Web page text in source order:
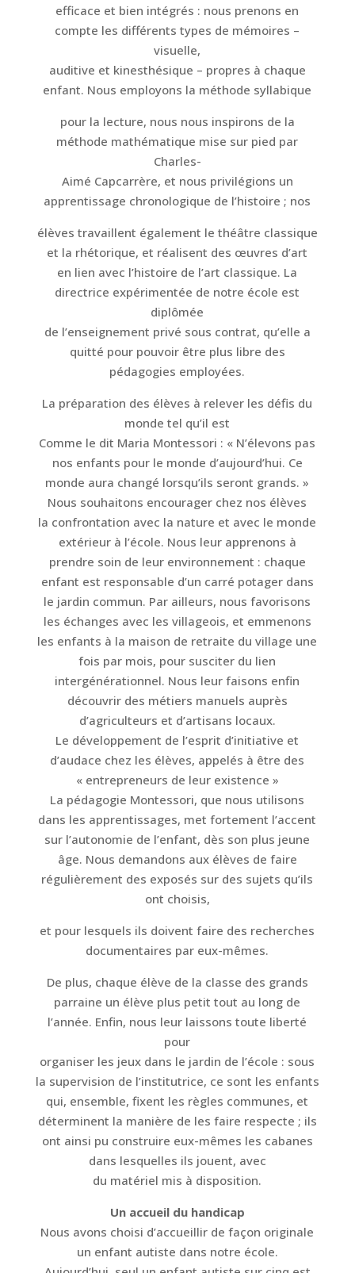
efficace et bien intégrés : nous prenons en
compte les différents types de mémoires –
visuelle,
auditive et kinesthésique – propres à chaque
enfant. Nous employons la méthode syllabique
pour la lecture, nous nous inspirons de la
méthode mathématique mise sur pied par
Charles-
Aimé Capcarrère, et nous privilégions un
apprentissage chronologique de l’histoire ; nos
élèves travaillent également le théâtre classique
et la rhétorique, et réalisent des œuvres d’art
en lien avec l’histoire de l’art classique. La
directrice expérimentée de notre école est
diplômée
de l’enseignement privé sous contrat, qu’elle a
quitté pour pouvoir être plus libre des
pédagogies employées.
La préparation des élèves à relever les défis du
monde tel qu’il est
Comme le dit Maria Montessori : « N’élevons pas
nos enfants pour le monde d’aujourd’hui. Ce
monde aura changé lorsqu’ils seront grands. »
Nous souhaitons encourager chez nos élèves
la confrontation avec la nature et avec le monde
extérieur à l’école. Nous leur apprenons à
prendre soin de leur environnement : chaque
enfant est responsable d’un carré potager dans
le jardin commun. Par ailleurs, nous favorisons
les échanges avec les villageois, et emmenons
les enfants à la maison de retraite du village une
fois par mois, pour susciter du lien
intergénérationnel. Nous leur faisons enfin
découvrir des métiers manuels auprès
d’agriculteurs et d’artisans locaux.
Le développement de l’esprit d’initiative et
d’audace chez les élèves, appelés à être des
« entrepreneurs de leur existence »
La pédagogie Montessori, que nous utilisons
dans les apprentissages, met fortement l’accent
sur l’autonomie de l’enfant, dès son plus jeune
âge. Nous demandons aux élèves de faire
régulièrement des exposés sur des sujets qu’ils
ont choisis,
et pour lesquels ils doivent faire des recherches
documentaires par eux-mêmes.
De plus, chaque élève de la classe des grands
parraine un élève plus petit tout au long de
l’année. Enfin, nous leur laissons toute liberté
pour
organiser les jeux dans le jardin de l’école : sous
la supervision de l’institutrice, ce sont les enfants
qui, ensemble, fixent les règles communes, et
déterminent la manière de les faire respecte ; ils
ont ainsi pu construire eux-mêmes les cabanes
dans lesquelles ils jouent, avec
du matériel mis à disposition.
Un accueil du handicap
Nous avons choisi d’accueillir de façon originale
un enfant autiste dans notre école.